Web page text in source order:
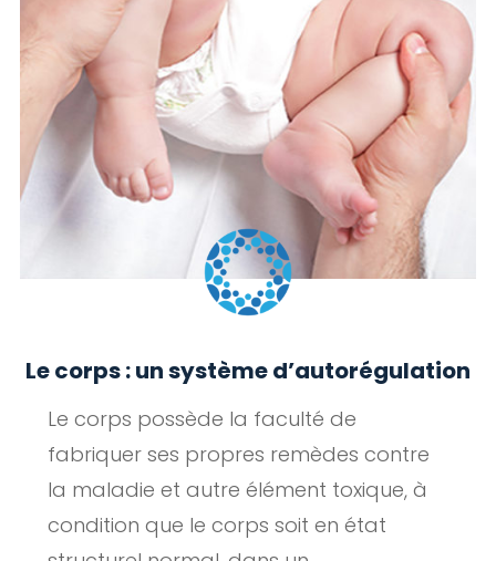
Le corps : un système d’autorégulation
Le corps possède la faculté de
fabriquer ses propres remèdes contre
la maladie et autre élément toxique, à
condition que le corps soit en état